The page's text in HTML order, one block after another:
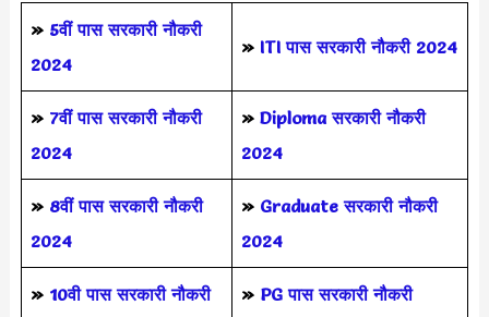
» 5वीं पास सरकारी नौकरी
2024
» ITI पास सरकारी नौकरी 2024
» 7वीं पास सरकारी नौकरी
2024
» Diploma सरकारी नौकरी
2024
» 8वीं पास सरकारी नौकरी
2024
» Graduate सरकारी नौकरी
2024
» 10वी पास सरकारी नौकरी
» PG पास सरकारी नौकरी